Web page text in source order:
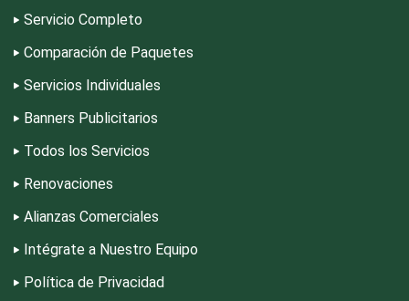
Desarrollo de Software
Desperdicios Industriales
Editores
Servicio Completo
Comparación de Paquetes
Servicios Individuales
Banners Publicitarios
Todos los Servicios
Renovaciones
Alianzas Comerciales
Intégrate a Nuestro Equipo
Política de Privacidad